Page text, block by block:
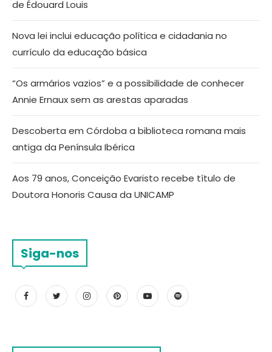
de Édouard Louis
Nova lei inclui educação política e cidadania no
currículo da educação básica
“Os armários vazios” e a possibilidade de conhecer
Annie Ernaux sem as arestas aparadas
Descoberta em Córdoba a biblioteca romana mais
antiga da Península Ibérica
Aos 79 anos, Conceição Evaristo recebe título de
Doutora Honoris Causa da UNICAMP
Siga-nos